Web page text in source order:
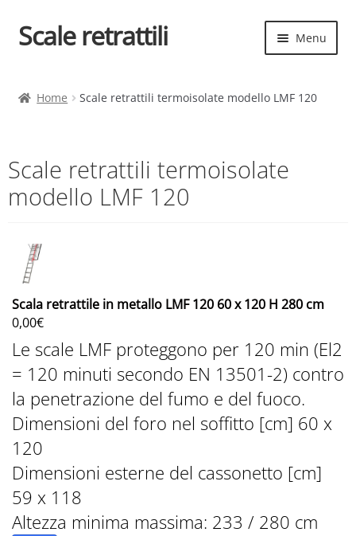
Vai
alla
Vai
al
Scale retrattili Menu
il
Cart
Elenco scale
Scelta rapida
child
Home Scale retrattili termoisolate modello LMF 120
Scale retrattili termoisolate
modello LMF 120
Scala retrattile in metallo LMF 120 60 x 120 H 280 cm
0,00€
Le scale LMF proteggono per 120 min (El2
= 120 minuti secondo EN 13501-2) contro
la penetrazione del fumo e del fuoco.
Dimensioni del foro nel soffitto [cm] 60 x
120
Dimensioni esterne del cassonetto [cm]
59 x 118
Altezza minima massima: 233 / 280 cm